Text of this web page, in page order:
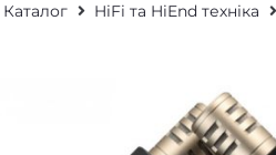
Каталог HiFi та HiEnd техніка